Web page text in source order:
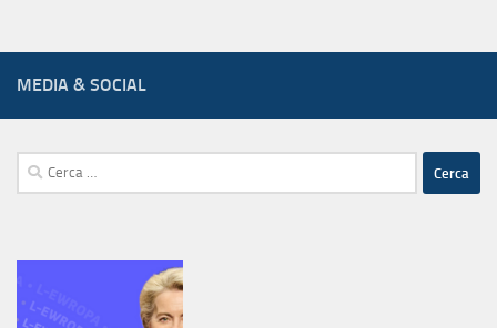
MEDIA & SOCIAL
Ricerca
per: